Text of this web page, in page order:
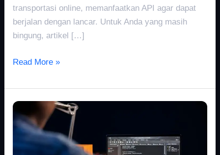
transportasi online, memanfaatkan API agar dapat
berjalan dengan lancar. Untuk Anda yang masih
bingung, artikel […]
Read More »
Apa
Itu
Software
Engineering?